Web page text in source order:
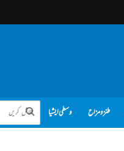
طنز و مزاح وسطی ایشیا